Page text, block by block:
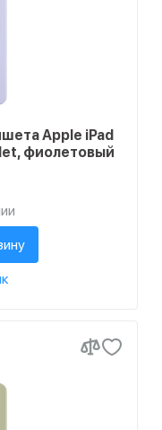
Apple iPad
фиолетовый